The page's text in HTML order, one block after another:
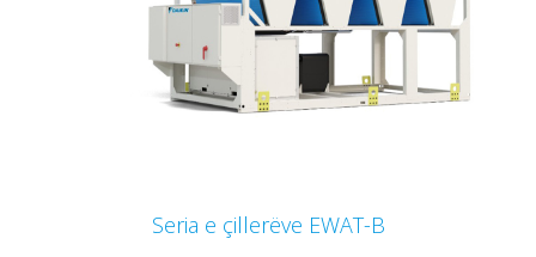
Seria e çillerëve EWAT-B